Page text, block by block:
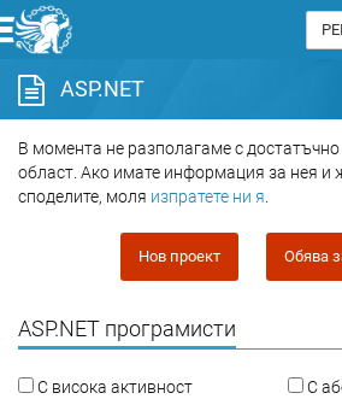
ASP.NET
В момента не разполагаме с
област. Ако имате информация за нея и
споделите, моля изпратете ни я
Нов проект Обява
ASP.NET програмисти
С висока активност
С